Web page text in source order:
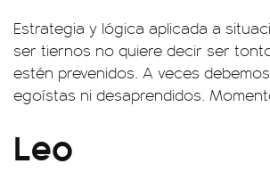
Estrategia y lógica aplicada a
ser tiernos no quiere decir ser
estén prevenidos. A veces
egoístas ni desaprendidos.
Leo